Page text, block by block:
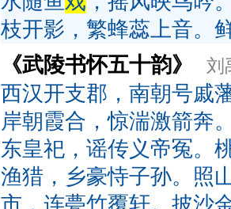
枝开影，繁蜂蕊上音。
《武陵书怀五十韵》
刘
西汉开支郡，南朝号戚
岸朝霞合，惊湍激箭奔
东皇祀，谣传义帝冤。
渔猎，乡豪恃子孙。照
市，连甍竹覆轩。披沙